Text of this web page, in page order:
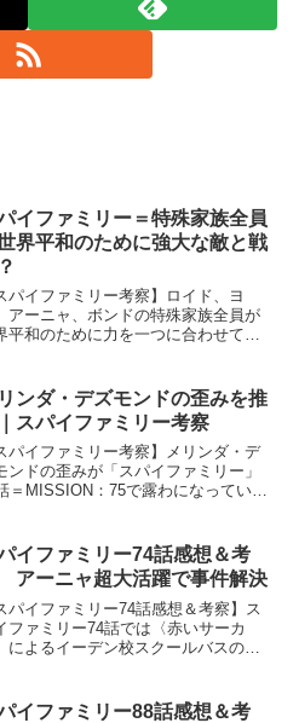
イファミリー＝特殊家族全員
界平和のために強大な敵と戦
パイファミリー考察】ロイド、ヨ
アーニャ、ボンドの特殊家族全員が
平和のために力を一つに合わせて強
えられないでしょうか？
ンダ・デズモンドの歪みを推
スパイファミリー考察
パイファミリー考察】メリンダ・デ
ンドの歪みが「スパイファミリー」
＝MISSION：75で露わになっていま
のでしょうか？
イファミリー74話感想＆考
ーニャ超大活躍で事件解決
パイファミリー74話感想＆考察】ス
ファミリー74話では〈赤いサーカ
によるイーデン校スクールバスのバ
言動でした！
イファミリー88話感想＆考